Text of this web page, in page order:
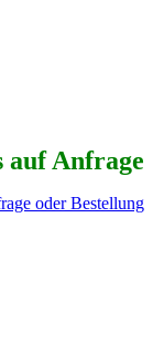
auf Anfrage
oder Bestellung